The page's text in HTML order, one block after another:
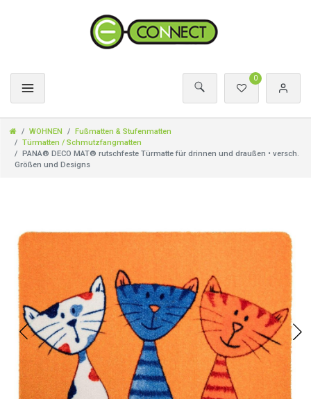
0
WOHNEN
Fußmatten & Stufenmatten
Türmatten / Schmutzfangmatten
PANA® DECO MAT® rutschfeste Türmatte für drinnen und draußen • versch.
Größen und Designs